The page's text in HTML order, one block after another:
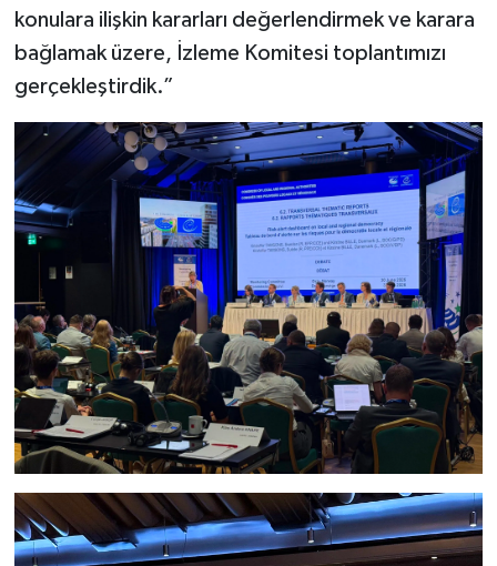
konulara ilişkin kararları değerlendirmek ve karara
bağlamak üzere, İzleme Komitesi toplantımızı
gerçekleştirdik.”